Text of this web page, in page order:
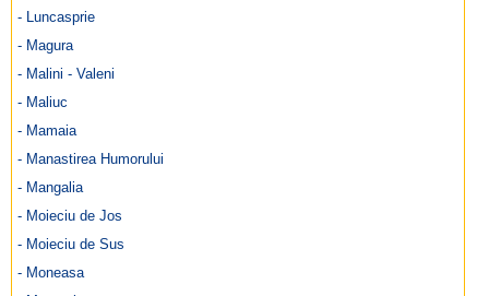
- Luncasprie
- Magura
- Malini - Valeni
- Maliuc
- Mamaia
- Manastirea Humorului
- Mangalia
- Moieciu de Jos
- Moieciu de Sus
- Moneasa